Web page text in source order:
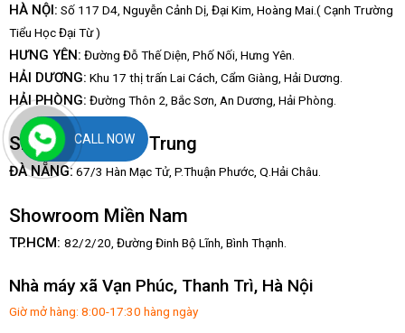
HÀ NỘI: Số 117 D4, Nguyễn Cảnh Dị, Đại Kim, Hoàng Mai.( Cạnh Trường
Tiểu Học Đại Từ )
HƯNG YÊN: Đường Đỗ Thế Diện, Phố Nối, Hưng Yên.
HẢI DƯƠNG: Khu 17 thị trấn Lai Cách, Cẩm Giàng, Hải Dương.
HẢI PHÒNG: Đường Thôn 2, Bắc Sơn, An Dương, Hải Phòng.
Showroom Miền Trung
ĐÀ NẴNG: 67/3 Hàn Mạc Tử, P.Thuận Phước, Q.Hải Châu.
Showroom Miền Nam
TP.HCM: 82/2/20, Đường Đinh Bộ Lĩnh, Bình Thạnh.
Nhà máy xã Vạn Phúc, Thanh Trì, Hà Nội
Giờ mở hàng: 8:00-17:30 hàng ngày
CALL NOW